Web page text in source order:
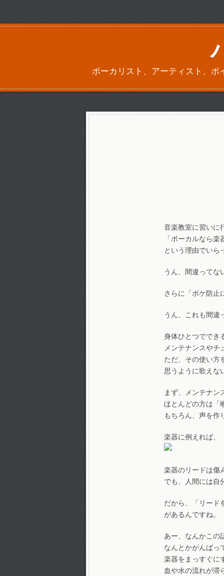
ボーカリスト、アーティスト、
音楽教室に習いに
「ボーカルなら
という理由でいら
うん、間違ってな
さらに「ボケ防止
うん、これも間違
身体ひとつででき
メンテナンスやチ
ただ、その使い方
思うように歌えな
まず、メンテナン
ほとんどの方は「
もちろん、声を作
楽器に例えれば、
楽器のリードは傷
でも、人間には自
だから、「リード
があるんですね。
あー、なんかこの
なんとかがんばっ
楽器をまっすぐに
血や水の流れが滞